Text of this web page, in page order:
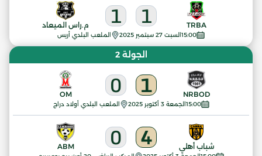
15:00السبت 27 سبتمبر 2025 الملعب البلدي أريس
TRBA
1
1 م.راس الميعاد
الجولة 2
15:00الجمعة 3 أكتوبر 2025 الملعب البلدي أولاد دراج
NRBOD
1
0
OM
شباب أهلي 4
0
ABM